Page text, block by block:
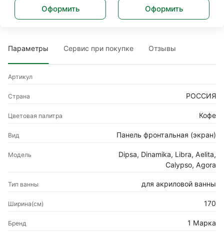
Оформить Оформить
Параметры Сервис при покупке Отзывы
Артикул
Страна РОССИЯ
Цветовая палитра Кофе
Вид Панель фронтальная (экран)
Модель
Dipsa, Dinamika, Libra, Aelita,
Calypso, Agora
Тип ванны для акриловой ванны
Ширина(см) 170
Бренд 1 Марка